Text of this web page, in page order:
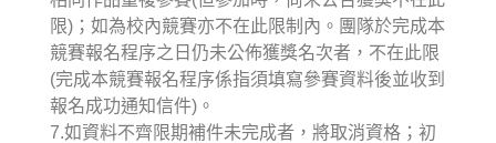
限)；如為校內競賽亦不在此限制內。團隊於完成本
競賽報名程序之日仍未公佈獲獎名次者，不在此限
(完成本競賽報名程序係指須填寫參賽資料後並收到
報名成功通知信件)。
7.如資料不齊限期補件未完成者，將取消資格；初